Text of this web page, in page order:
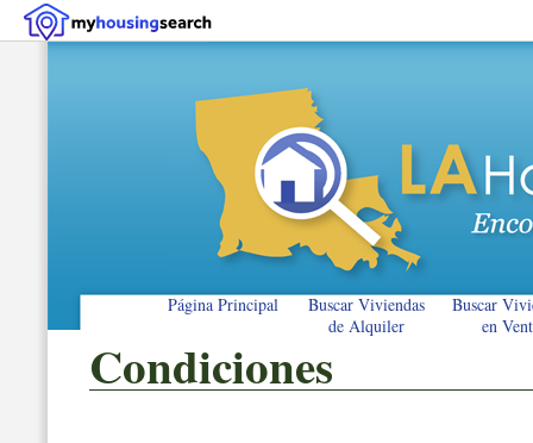
Página Principal
Buscar Viviendas
de Alquiler
Buscar
en
Condiciones